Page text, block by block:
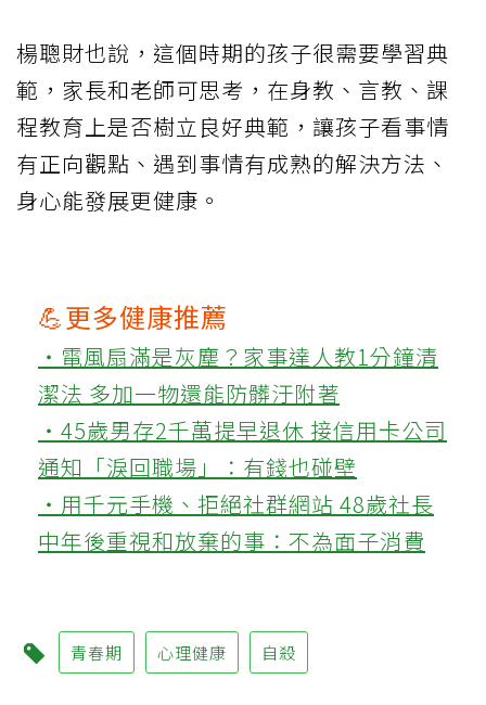
楊聰財也說，這個時期的孩子很需要學習典
範，家長和老師可思考，在身教、言教、課
程教育上是否樹立良好典範，讓孩子看事情
有正向觀點、遇到事情有成熟的解決方法、
身心能發展更健康。
💪更多健康推薦
‧電風扇滿是灰塵？家事達人教1分鐘清
潔法 多加一物還能防髒汙附著
‧45歲男存2千萬提早退休 接信用卡公司
通知「淚回職場」：有錢也碰壁
‧用千元手機、拒絕社群網站 48歲社長
中年後重視和放棄的事：不為面子消費
青春期 心理健康 自殺